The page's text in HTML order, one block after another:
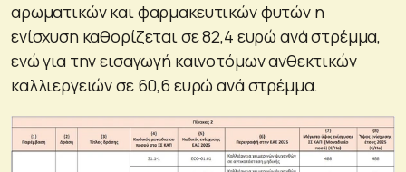
αρωματικών και φαρμακευτικών φυτών η
ενίσχυση καθορίζεται σε 82,4 ευρώ ανά στρέμμα,
ενώ για την εισαγωγή καινοτόμων ανθεκτικών
καλλιεργειών σε 60,6 ευρώ ανά στρέμμα.